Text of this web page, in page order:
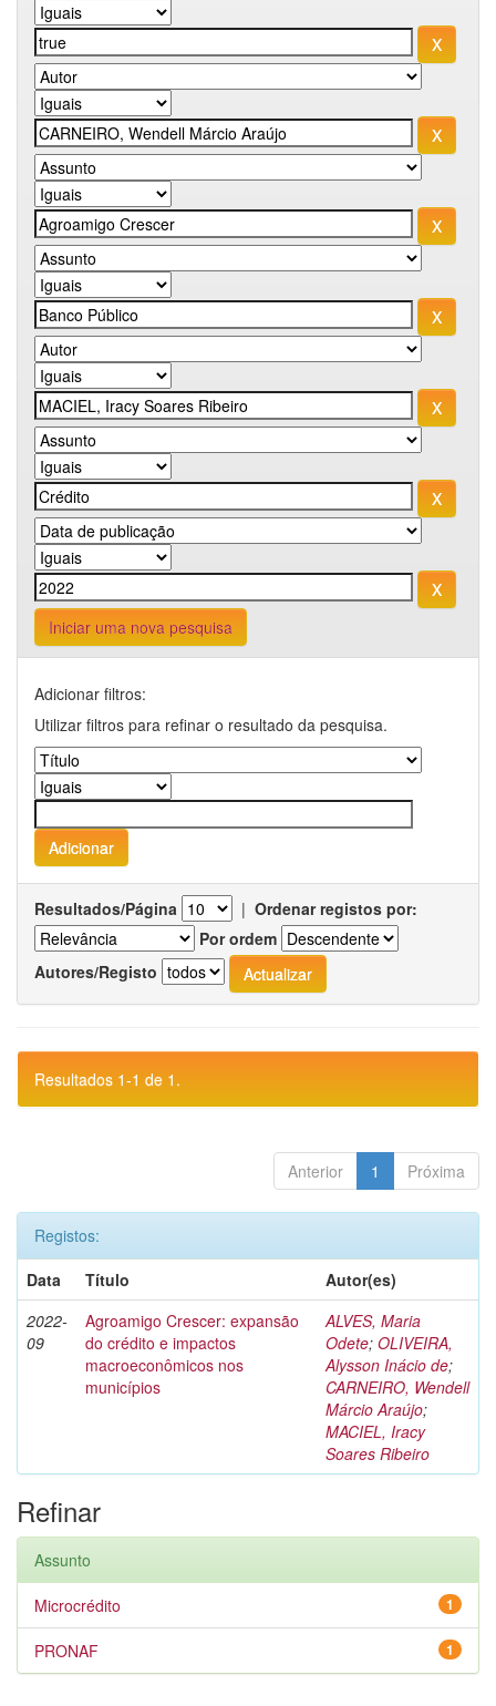
Iniciar uma nova pesquisa
Adicionar filtros:
Utilizar filtros para refinar o resultado da pesquisa.
Resultados/Página | Ordenar registos por:
Por ordem
Autores/Registo
Resultados 1-1 de 1.
Anterior 1 Próxima
Registos:
Data
Título
Autor(es)
2022-
09
Agroamigo Crescer: expansão
do crédito e impactos
macroeconômicos nos
municípios
ALVES, Maria
Odete; OLIVEIRA,
Alysson Inácio de;
CARNEIRO, Wendell
Márcio Araújo;
MACIEL, Iracy
Soares Ribeiro
Refinar
Assunto
1
Microcrédito
1
PRONAF